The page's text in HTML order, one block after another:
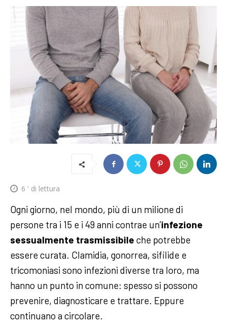
6 ' di lettura
Ogni giorno, nel mondo, più di un milione di
persone tra i 15 e i 49 anni contrae un’infezione
sessualmente trasmissibile che potrebbe
essere curata. Clamidia, gonorrea, sifilide e
tricomoniasi sono infezioni diverse tra loro, ma
hanno un punto in comune: spesso si possono
prevenire, diagnosticare e trattare. Eppure
continuano a circolare.